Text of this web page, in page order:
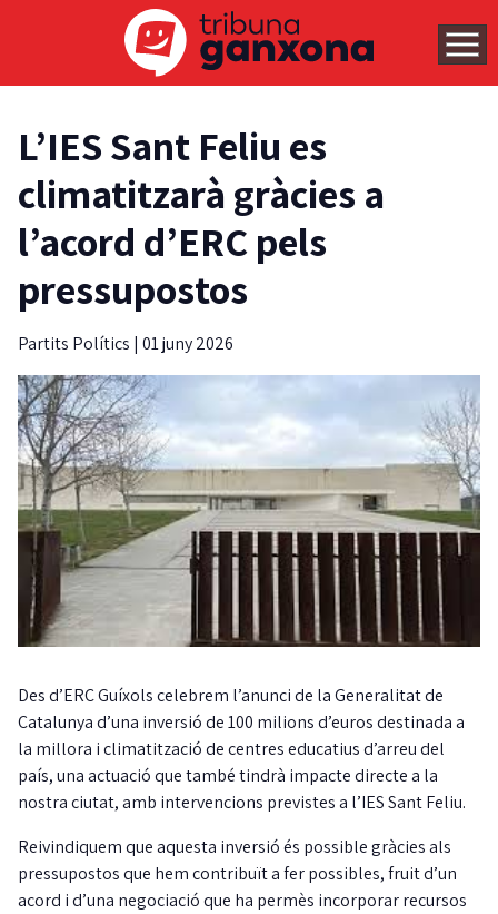
L’IES Sant Feliu es
climatitzarà gràcies a
l’acord d’ERC pels
pressupostos
Partits Polítics | 01 juny 2026
Des d’ERC Guíxols celebrem l’anunci de la Generalitat de
Catalunya d’una inversió de 100 milions d’euros destinada a
la millora i climatització de centres educatius d’arreu del
país, una actuació que també tindrà impacte directe a la
nostra ciutat, amb intervencions previstes a l’IES Sant Feliu.
Reivindiquem que aquesta inversió és possible gràcies als
pressupostos que hem contribuït a fer possibles, fruit d’un
acord i d’una negociació que ha permès incorporar recursos